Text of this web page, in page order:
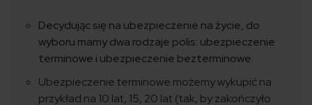
Decydując się na ubezpieczenie na życie, do
wyboru mamy dwa rodzaje polis: ubezpieczenie
terminowe i ubezpieczenie bezterminowe.
Ubezpieczenie terminowe możemy wykupić na
przykład na 10 lat, 15, 20 lat (tak, by zakończyło